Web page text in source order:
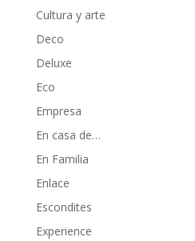
Cultura y arte
Deco
Deluxe
Eco
Empresa
En casa de…
En Familia
Enlace
Escondites
Experience